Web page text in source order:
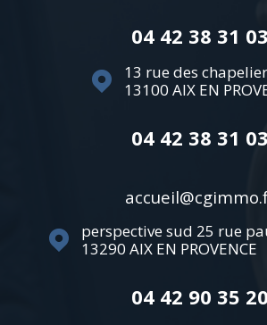
04 42 38 31 03
13 rue des
13100 AIX EN
04 42 38 31 03
perspective sud 25 rue
13290 AIX EN PROVENCE
04 42 90 35 20